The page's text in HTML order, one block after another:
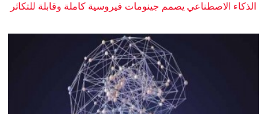
الذكاء الاصطناعي يصمم جينومات فيروسية كاملة وقابلة للتكاثر